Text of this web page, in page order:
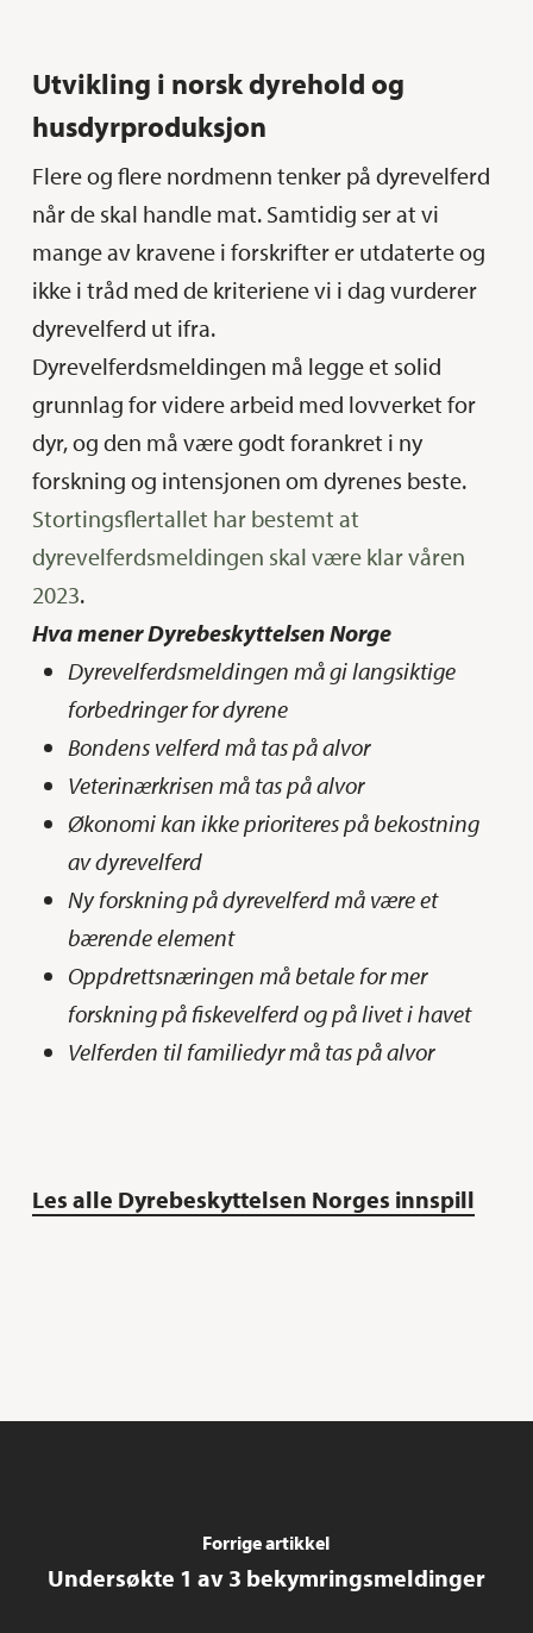
Utvikling i norsk dyrehold og
husdyrproduksjon
Flere og flere nordmenn tenker på dyrevelferd
når de skal handle mat. Samtidig ser at vi
mange av kravene i forskrifter er utdaterte og
ikke i tråd med de kriteriene vi i dag vurderer
dyrevelferd ut ifra.
Dyrevelferdsmeldingen må legge et solid
grunnlag for videre arbeid med lovverket for
dyr, og den må være godt forankret i ny
forskning og intensjonen om dyrenes beste.
Stortingsflertallet har bestemt at
dyrevelferdsmeldingen skal være klar våren
2023.
Hva mener Dyrebeskyttelsen Norge
Dyrevelferdsmeldingen må gi langsiktige
forbedringer for dyrene
Bondens velferd må tas på alvor
Veterinærkrisen må tas på alvor
Økonomi kan ikke prioriteres på bekostning
av dyrevelferd
Ny forskning på dyrevelferd må være et
bærende element
Oppdrettsnæringen må betale for mer
forskning på fiskevelferd og på livet i havet
Velferden til familiedyr må tas på alvor
Les alle Dyrebeskyttelsen Norges innspill
Forrige artikkel
Undersøkte 1 av 3 bekymringsmeldinger